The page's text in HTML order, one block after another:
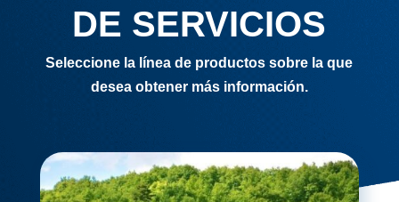
DE SERVICIOS
Seleccione la línea de productos sobre la que
desea obtener más información.